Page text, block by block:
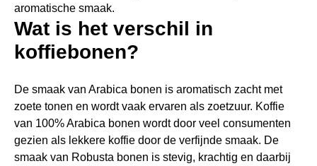
aromatische smaak.
Wat is het verschil in
koffiebonen?
De smaak van Arabica bonen is aromatisch zacht met
zoete tonen en wordt vaak ervaren als zoetzuur. Koffie
van 100% Arabica bonen wordt door veel consumenten
gezien als lekkere koffie door de verfijnde smaak. De
smaak van Robusta bonen is stevig, krachtig en daarbij